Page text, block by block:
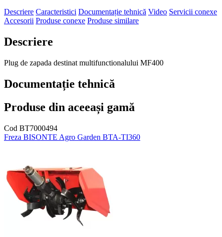
Descriere Caracteristici Documentație tehnică Video Servicii conexe
Accesorii Produse conexe Produse similare
Descriere
Plug de zapada destinat multifunctionalului MF400
Documentație tehnică
Produse din aceeași gamă
Cod BT7000494
Freza BISONTE Agro Garden BTA-TI360